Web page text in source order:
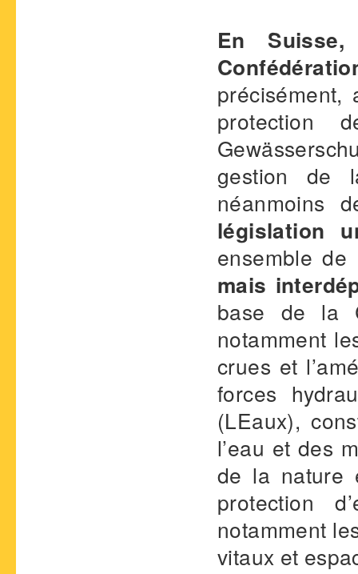
En
protection
gestion de
néanmoins
législation
ensemble de
mais
base de la
notamment
crues et
forces
(LEaux),
l’eau et des
de la nature
protection
notamment
vitaux et